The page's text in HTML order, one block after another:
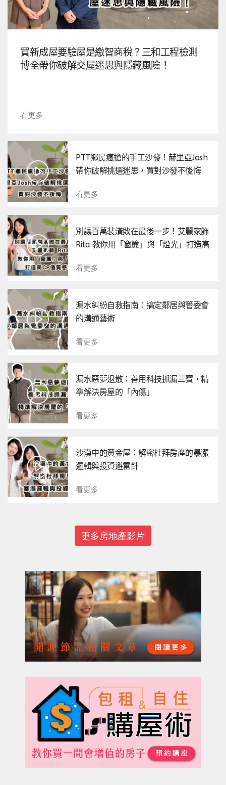
買新成屋要驗屋是繳智商稅？三和工程檢測
博全帶你破解交屋迷思與隱藏風險！
看更多
PTT鄉民瘋搶的手工沙發！赫里亞Josh
帶你破解挑選迷思，買對沙發不後悔
看更多
別讓百萬裝潢敗在最後一步！艾麗家飾
Rita 教你用「窗簾」與「燈光」打造高
看更多
漏水糾紛自救指南：搞定鄰居與管委會
的溝通藝術
看更多
漏水惡夢退散：善用科技抓漏三寶，精
準解決房屋的「內傷」
看更多
沙漠中的黃金屋：解密杜拜房產的暴漲
邏輯與投資避雷針
看更多
更多房地產影片